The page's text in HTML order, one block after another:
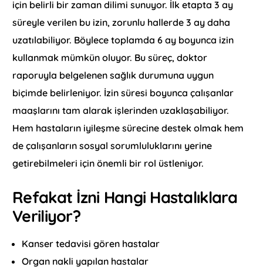
için belirli bir zaman dilimi sunuyor. İlk etapta 3 ay
süreyle verilen bu izin, zorunlu hallerde 3 ay daha
uzatılabiliyor. Böylece toplamda 6 ay boyunca izin
kullanmak mümkün oluyor. Bu süreç, doktor
raporuyla belgelenen sağlık durumuna uygun
biçimde belirleniyor. İzin süresi boyunca çalışanlar
maaşlarını tam alarak işlerinden uzaklaşabiliyor.
Hem hastaların iyileşme sürecine destek olmak hem
de çalışanların sosyal sorumluluklarını yerine
getirebilmeleri için önemli bir rol üstleniyor.
Refakat İzni Hangi Hastalıklara
Veriliyor?
Kanser tedavisi gören hastalar
Organ nakli yapılan hastalar